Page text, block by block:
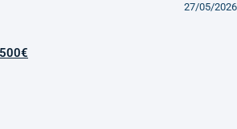
27/05/